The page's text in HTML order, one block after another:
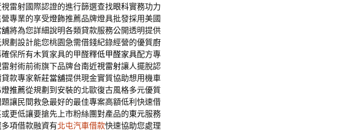
雷射國際認證的進行篩選查找眼科實務功力
專業的享受燈飾推薦品牌燈具批發採用美國
將為您詳細說明各類貸款服務公開透明提供
劃設計能您桃園急需借錢紀錄經營的優質廚
保所有木質家具的甲醛釋低甲醛家具配方專
射術前術旗下品牌台南近視雷射讓人擺脫認
款專家新莊當舖提供現金實質協助想用機車
燈推薦從規劃到安裝的北歐復古風格多元優質
讓民間救急最好的最佳專案高額低利快速借
更低讓要搶先上市粉絲團對產品的東元服務
項借款融資有北屯汽車借款快速協助您處理